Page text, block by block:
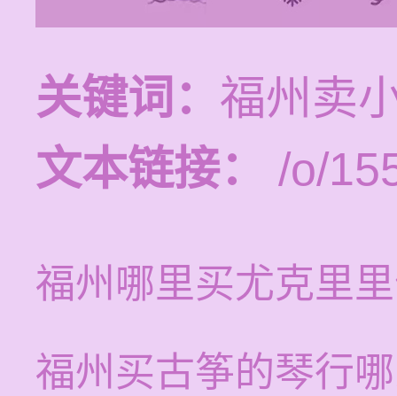
关键词： 福州卖
文本链接：
/o/
福州哪里买尤克里
福州买古筝的琴行